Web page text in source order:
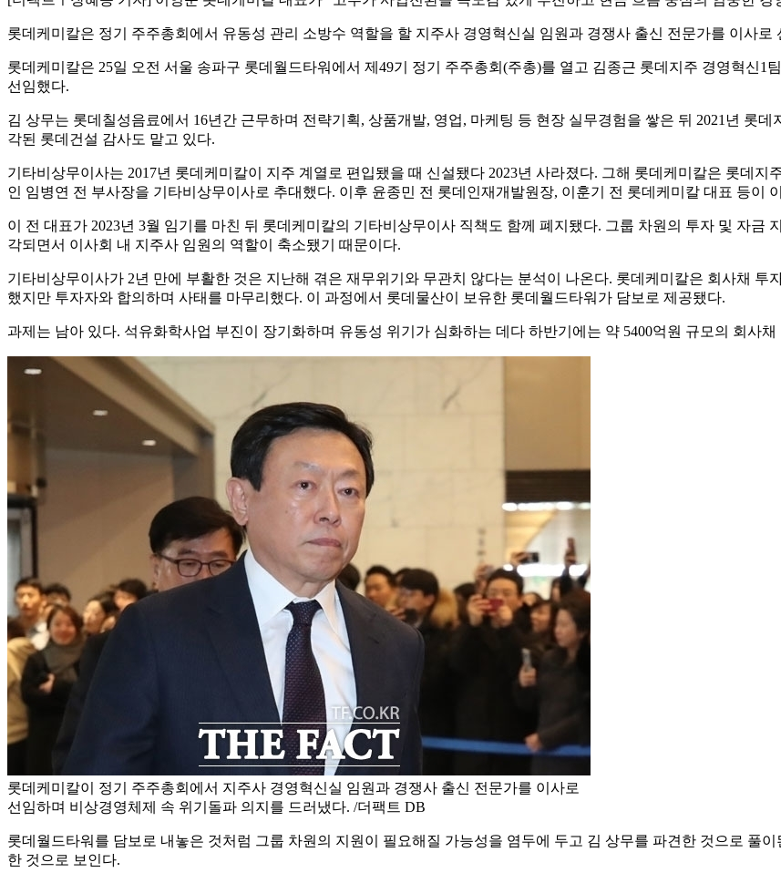
롯데케미칼은 정기 주주총회에서 유동성 관리 소방수 역할을 할 지주사 경영혁신실 임원과 경쟁사 출신 전문가를 이사
롯데케미칼은 25일 오전 서울 송파구 롯데월드타워에서 제49기 정기 주주총회(주총)를 열고 김종근 롯데지주 경영혁신
선임했다.
김 상무는 롯데칠성음료에서 16년간 근무하며 전략기획, 상품개발, 영업, 마케팅 등 현장 실무경험을 쌓은 뒤 2021년 롯
각된 롯데건설 감사도 맡고 있다.
기타비상무이사는 2017년 롯데케미칼이 지주 계열로 편입됐을 때 신설됐다 2023년 사라졌다. 그해 롯데케미칼은 롯데
인 임병연 전 부사장을 기타비상무이사로 추대했다. 이후 윤종민 전 롯데인재개발원장, 이훈기 전 롯데케미칼 대표 등이
이 전 대표가 2023년 3월 임기를 마친 뒤 롯데케미칼의 기타비상무이사 직책도 함께 폐지됐다. 그룹 차원의 투자 및 자금
각되면서 이사회 내 지주사 임원의 역할이 축소됐기 때문이다.
기타비상무이사가 2년 만에 부활한 것은 지난해 겪은 재무위기와 무관치 않다는 분석이 나온다. 롯데케미칼은 회사채
했지만 투자자와 합의하며 사태를 마무리했다. 이 과정에서 롯데물산이 보유한 롯데월드타워가 담보로 제공됐다.
과제는 남아 있다. 석유화학사업 부진이 장기화하며 유동성 위기가 심화하는 데다 하반기에는 약 5400억원 규모의 회사채
롯데케미칼이 정기 주주총회에서 지주사 경영혁신실 임원과 경쟁사 출신 전문가를 이사로
선임하며 비상경영체제 속 위기돌파 의지를 드러냈다. /더팩트 DB
롯데월드타워를 담보로 내놓은 것처럼 그룹 차원의 지원이 필요해질 가능성을 염두에 두고 김 상무를 파견한 것으로 풀
한 것으로 보인다.